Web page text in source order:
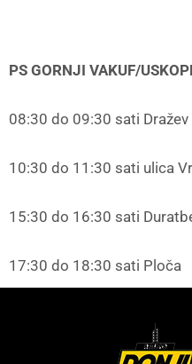
PS GORNJI VAKUF/
08:30 do 09:30 sati Dražev
10:30 do 11:30 sati ulica
15:30 do 16:30 sati
17:30 do 18:30 sati Ploča